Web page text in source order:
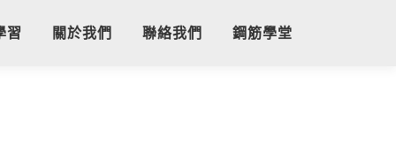
習 關於我們 聯絡我們 鋼筋學堂